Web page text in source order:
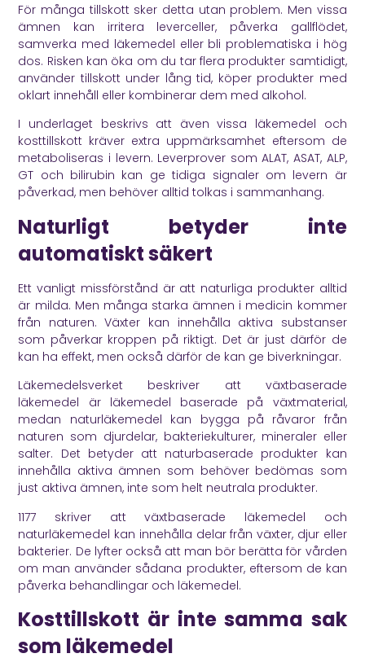
För många tillskott sker detta utan problem. Men vissa
ämnen kan irritera leverceller, påverka gallflödet,
samverka med läkemedel eller bli problematiska i hög
dos. Risken kan öka om du tar flera produkter samtidigt,
använder tillskott under lång tid, köper produkter med
oklart innehåll eller kombinerar dem med alkohol.
I underlaget beskrivs att även vissa läkemedel och
kosttillskott kräver extra uppmärksamhet eftersom de
metaboliseras i levern. Leverprover som ALAT, ASAT, ALP,
GT och bilirubin kan ge tidiga signaler om levern är
påverkad, men behöver alltid tolkas i sammanhang.
Naturligt betyder inte
automatiskt säkert
Ett vanligt missförstånd är att naturliga produkter alltid
är milda. Men många starka ämnen i medicin kommer
från naturen. Växter kan innehålla aktiva substanser
som påverkar kroppen på riktigt. Det är just därför de
kan ha effekt, men också därför de kan ge biverkningar.
Läkemedelsverket beskriver att växtbaserade
läkemedel är läkemedel baserade på växtmaterial,
medan naturläkemedel kan bygga på råvaror från
naturen som djurdelar, bakteriekulturer, mineraler eller
salter. Det betyder att naturbaserade produkter kan
innehålla aktiva ämnen som behöver bedömas som
just aktiva ämnen, inte som helt neutrala produkter.
1177 skriver att växtbaserade läkemedel och
naturläkemedel kan innehålla delar från växter, djur eller
bakterier. De lyfter också att man bör berätta för vården
om man använder sådana produkter, eftersom de kan
påverka behandlingar och läkemedel.
Kosttillskott är inte samma sak
som läkemedel